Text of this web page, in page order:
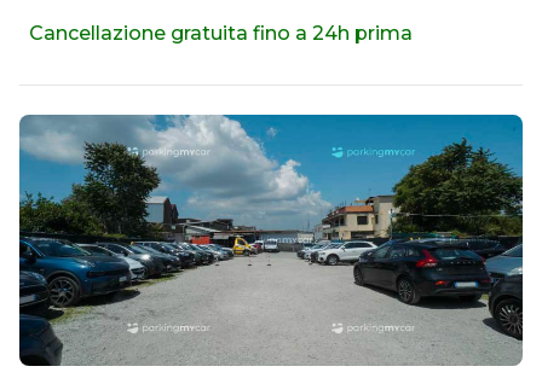
Cancellazione gratuita fino a 24h prima